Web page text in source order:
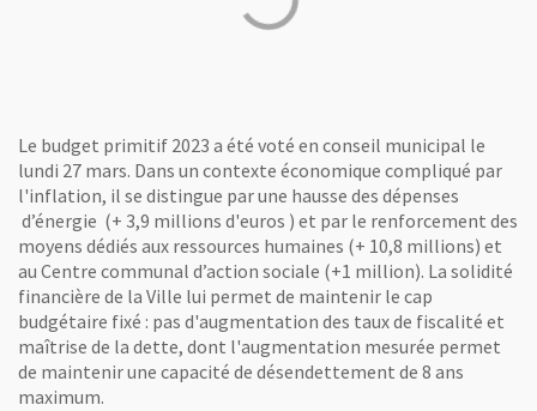
Le budget primitif 2023 a été voté en conseil municipal le
lundi 27 mars. Dans un contexte économique compliqué par
l'inflation, il se distingue par une hausse des dépenses
d’énergie (+ 3,9 millions d'euros ) et par le renforcement des
moyens dédiés aux ressources humaines (+ 10,8 millions) et
au Centre communal d’action sociale (+1 million). La solidité
financière de la Ville lui permet de maintenir le cap
budgétaire fixé : pas d'augmentation des taux de fiscalité et
maîtrise de la dette, dont l'augmentation mesurée permet
de maintenir une capacité de désendettement de 8 ans
maximum.